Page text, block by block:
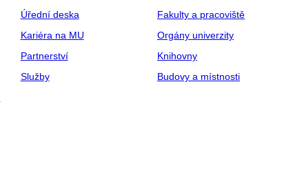
Úřední deska
Kariéra na MU
Partnerství
Služby
Fakulty a pracoviště
Orgány univerzity
Knihovny
Budovy a místnosti